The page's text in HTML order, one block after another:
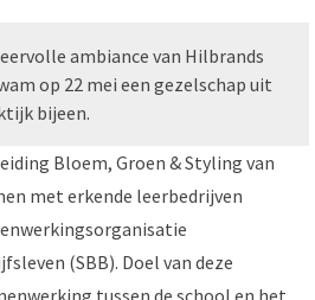
ambiance van Hilbrands
op 22 mei een gezelschap uit
bijeen.
Bloem, Groen & Styling van
met erkende leerbedrijven
(SBB). Doel van deze